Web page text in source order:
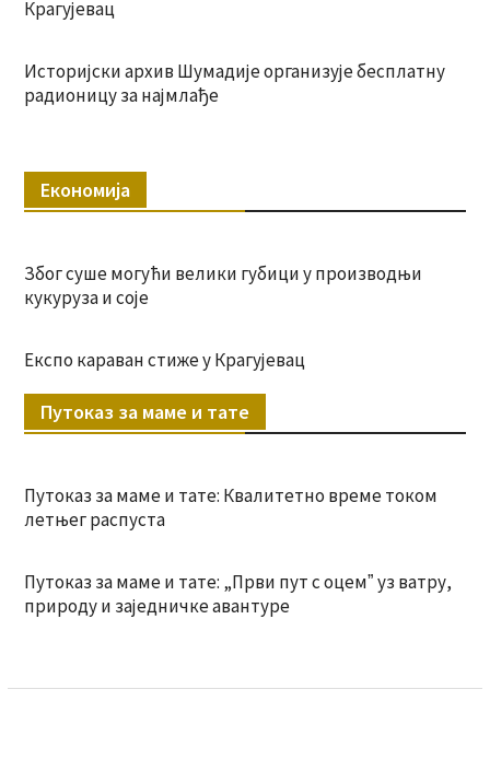
Крагујевац
Историјски архив Шумадије организује бесплатну
радионицу за најмлађе
Економија
Због суше могући велики губици у производњи
кукуруза и соје
Експо караван стиже у Крагујевац
Путоказ за маме и тате
Путоказ за маме и тате: Квалитетно време током
летњег распуста
Путоказ за маме и тате: „Први пут с оцемˮ уз ватру,
природу и заједничке авантуре